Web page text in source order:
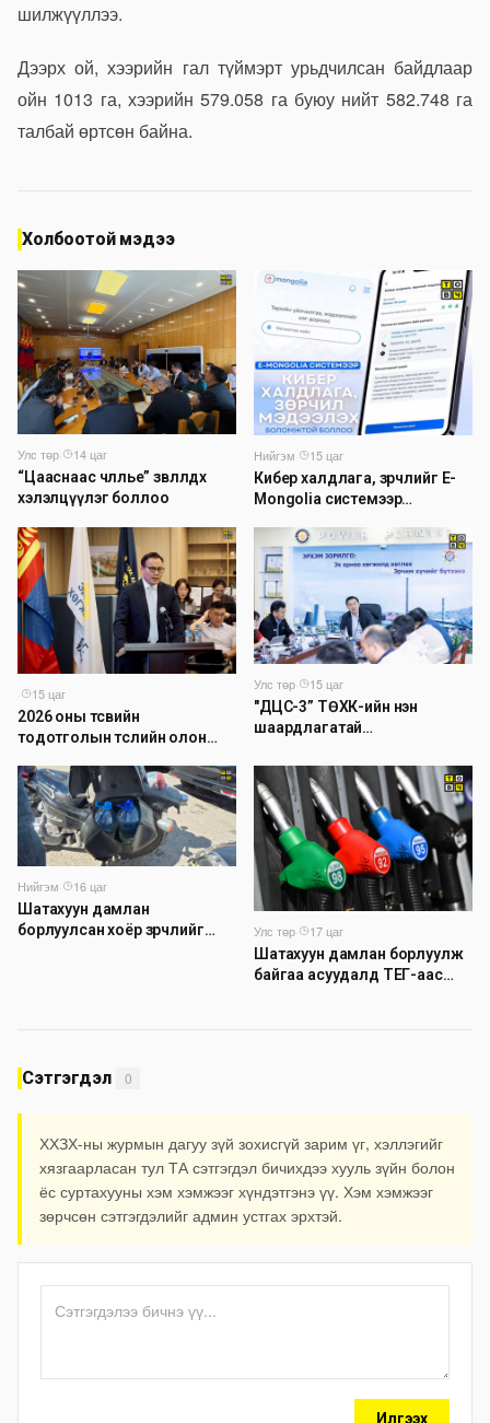
шилжүүллээ.
Дээрх ой, хээрийн гал түймэрт урьдчилсан байдлаар
ойн 1013 га, хээрийн 579.058 га буюу нийт 582.748 га
талбай өртсөн байна.
Холбоотой мэдээ
Улс төр·
14 цаг
“Цааснаас чөлөөлье” зөвлөлдөх
хэлэлцүүлэг боллоо
Нийгэм·
15 цаг
Кибер халдлага, зөрчлийг E-
Mongolia системээр
боломжтой боллоо
·
15 цаг
2026 оны төсвийн
тодотголын төслийн олон
Улс төр·
15 цаг
"ДЦС-3” ТӨХК-ийн нэн
шаардлагатай
шинэчлэлийн төсвийг
шийдвэрлэхээр болов
Нийгэм·
16 цаг
Шатахуун дамлан
борлуулсан хоёр зөрчлийг
Улс төр·
17 цаг
Шатахуун дамлан борлуулж
байгаа асуудалд ТЕГ-аас
Сэтгэгдэл 0
ХХЗХ-ны журмын дагуу зүй зохисгүй зарим үг, хэллэгийг
хязгаарласан тул ТА сэтгэгдэл бичихдээ хууль зүйн болон
ёс суртахууны хэм хэмжээг хүндэтгэнэ үү. Хэм хэмжээг
зөрчсөн сэтгэгдэлийг админ устгах эрхтэй.
Илгээх